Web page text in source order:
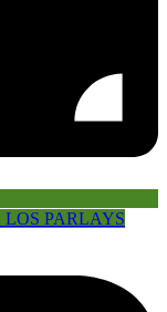
LOS PARLAYS